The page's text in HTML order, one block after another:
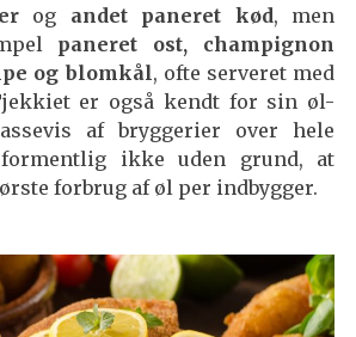
og andet paneret kød, men
paneret ost, champignon
og blomkål, ofte serveret med
er også kendt for sin øl-
af bryggerier over hele
ikke uden grund, at
forbrug af øl per indbygger.